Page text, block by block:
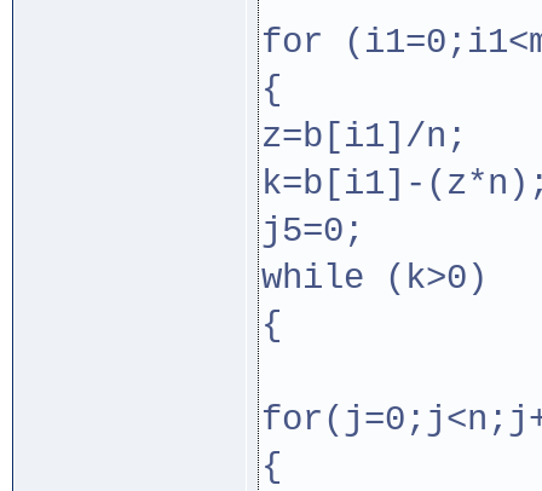
for
{
z=b[i1]/n;
k=b[i1]-
j5=0;
while (k>0)
{
{